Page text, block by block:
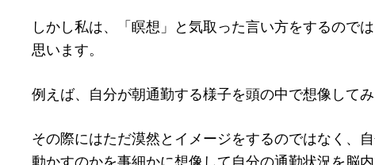
しかし私は、「瞑想」と気取った言い方をするので
思います。
例えば、自分が朝通勤する様子を頭の中で想像してみ
その際にはただ漠然とイメージをするのではなく、
動かすのかを事細かに想像して自分の通勤状況を脳